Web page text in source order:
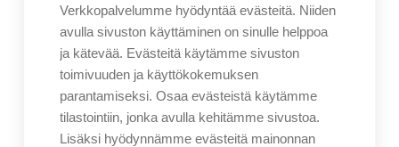
Verkkopalvelumme hyödyntää evästeitä. Niiden
avulla sivuston käyttäminen on sinulle helppoa
ja kätevää. Evästeitä käytämme sivuston
toimivuuden ja käyttökokemuksen
parantamiseksi. Osaa evästeistä käytämme
tilastointiin, jonka avulla kehitämme sivustoa.
Lisäksi hyödynnämme evästeitä mainonnan